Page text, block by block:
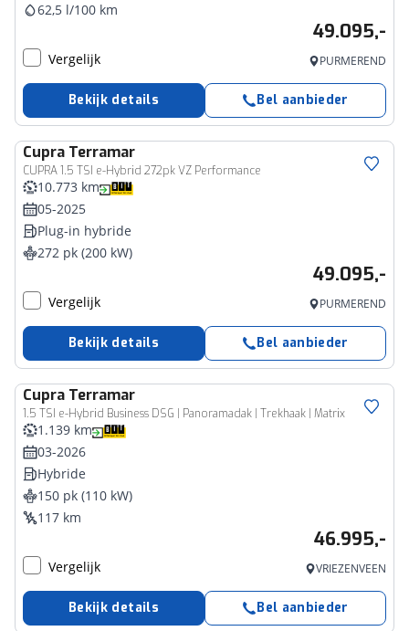
62,5 l/100 km
49.095,-
Vergelijk PURMEREND
Bekijk details Bel aanbieder
Cupra Terramar
CUPRA 1.5 TSI e-Hybrid 272pk VZ Performance
10.773 km
05-2025
Plug-in hybride
272 pk (200 kW)
49.095,-
Vergelijk PURMEREND
Bekijk details Bel aanbieder
Cupra Terramar
1.5 TSI e-Hybrid Business DSG | Panoramadak | Trekhaak | Matrix
1.139 km
03-2026
Hybride
150 pk (110 kW)
117 km
46.995,-
Vergelijk VRIEZENVEEN
Bekijk details Bel aanbieder